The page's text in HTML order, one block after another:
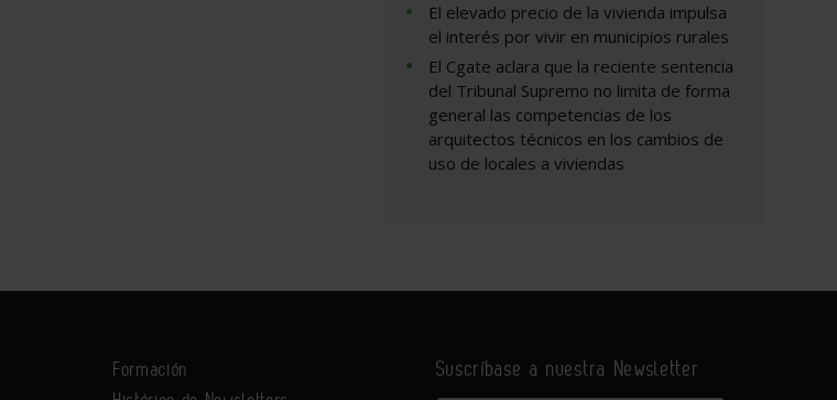
El elevado precio de la vivienda impulsa
el interés por vivir en municipios rurales
El Cgate aclara que la reciente sentencia
del Tribunal Supremo no limita de forma
general las competencias de los
arquitectos técnicos en los cambios de
uso de locales a viviendas
Formación
Suscríbase a nuestra Newsletter